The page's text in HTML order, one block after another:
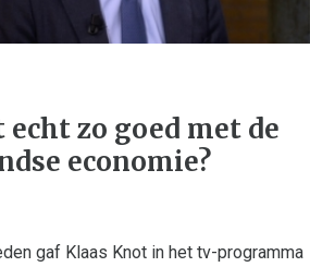
echt zo goed met de
economie?
gaf Klaas Knot in het tv-programma